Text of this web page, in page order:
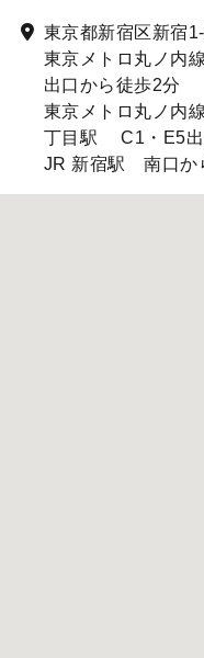
東京都新宿区新宿
東京メトロ丸ノ内
出口から徒歩2分
東京メトロ丸ノ内
丁目駅 C1・E5出
JR 新宿駅 南口か